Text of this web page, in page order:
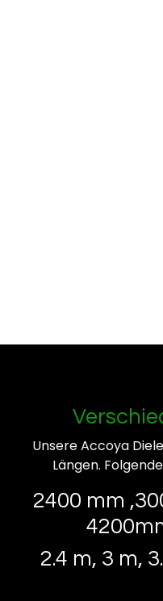
Unsere Accoya
Längen.
2400 mm
2.4 m, 3 m,